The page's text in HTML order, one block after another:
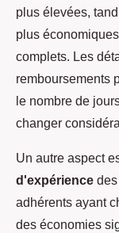
plus élevées,
plus
complets. Les
remboursements
le nombre de
changer
Un autre aspect
d'expérience
adhérents ayant
des économies